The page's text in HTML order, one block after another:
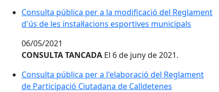
Consulta pública per a la modificació del Reglament
Consulta pública per a la modificació del Reglament
d'ús de les instal·lacions esportives municipals
06/05/2021
CONSULTA TANCADA El 6 de juny de 2021.
Consulta pública per a l'elaboració del Reglament
Consulta pública per a l'elaboració del Reglament
de Participació Ciutadana de Calldetenes